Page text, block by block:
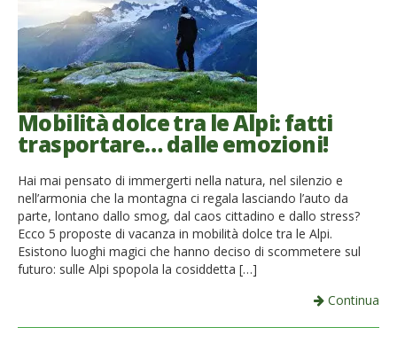
Mobilità dolce tra le Alpi: fatti
trasportare… dalle emozioni!
Hai mai pensato di immergerti nella natura, nel silenzio e
nell’armonia che la montagna ci regala lasciando l’auto da
parte, lontano dallo smog, dal caos cittadino e dallo stress?
Ecco 5 proposte di vacanza in mobilità dolce tra le Alpi.
Esistono luoghi magici che hanno deciso di scommetere sul
futuro: sulle Alpi spopola la cosiddetta […]
Continua